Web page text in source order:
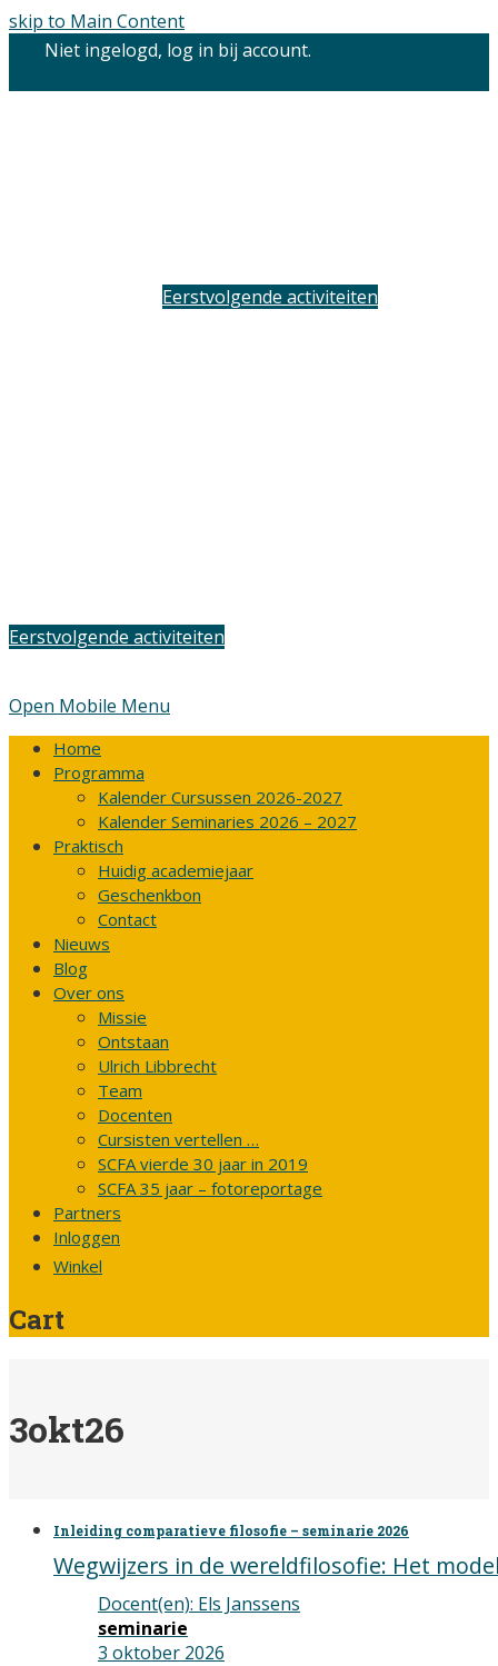
skip to Main Content
Niet ingelogd, log in bij account.
Eerstvolgende activiteiten
Eerstvolgende activiteiten
Open Mobile Menu
Home
Programma
Kalender Cursussen 2026-2027
Kalender Seminaries 2026 – 2027
Praktisch
Huidig academiejaar
Geschenkbon
Contact
Nieuws
Blog
Over ons
Missie
Ontstaan
Ulrich Libbrecht
Team
Docenten
Cursisten vertellen …
SCFA vierde 30 jaar in 2019
SCFA 35 jaar – fotoreportage
Partners
Inloggen
Winkel
Cart
3okt26
Inleiding comparatieve filosofie – seminarie 2026
Wegwijzers in de wereldfilosofie: Het
Docent(en): Els Janssens
seminarie
3 oktober 2026